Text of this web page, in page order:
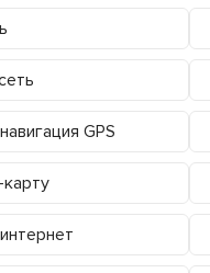
GPS